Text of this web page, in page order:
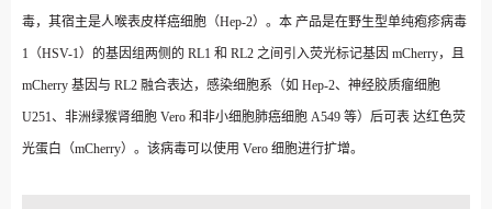
毒，其宿主是人喉表皮样癌细胞（Hep-2）。本 产品是在野生型单纯疱疹病毒
1（HSV-1）的基因组两侧的 RL1 和 RL2 之间引入荧光标记基因 mCherry，且
mCherry 基因与 RL2 融合表达，感染细胞系（如 Hep-2、神经胶质瘤细胞
U251、非洲绿猴肾细胞 Vero 和非小细胞肺癌细胞 A549 等）后可表 达红色荧
光蛋白（mCherry）。该病毒可以使用 Vero 细胞进行扩增。